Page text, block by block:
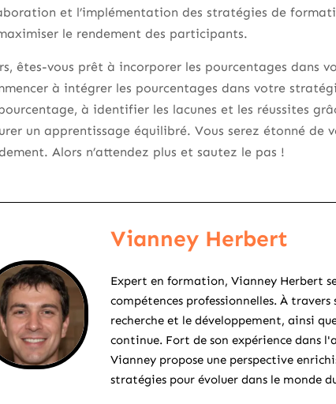
et l’implémentation des stratégies de
le rendement des participants.
êtes-vous prêt à incorporer les pourcentages dans
à intégrer les pourcentages dans votre
à identifier les lacunes et les réussites
un apprentissage équilibré. Vous serez étonné
Alors n’attendez plus et sautez le pas !
Vianney Herbert
Expert en formation, Vianney Herbert
compétences professionnelles. À
recherche et le développement, ainsi
continue. Fort de son expérience dans
Vianney propose une perspective
stratégies pour évoluer dans le monde